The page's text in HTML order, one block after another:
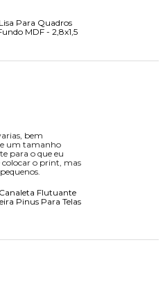
Para Quadros
MDF - 2,8x1,5
bem
um tamanho
para o que eu
colocar o print, mas
Flutuante
Pinus Para Telas